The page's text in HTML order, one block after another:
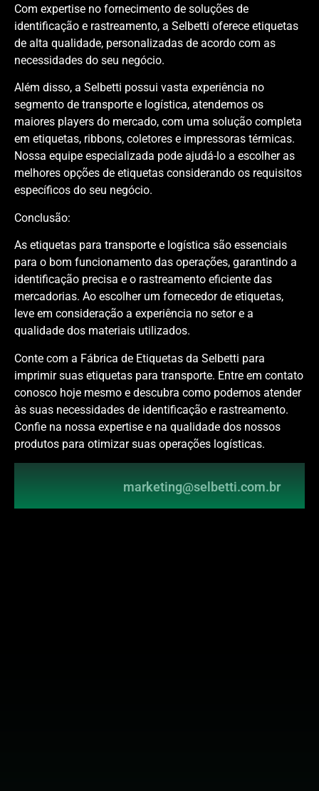
Com expertise no fornecimento de soluções de
identificação e rastreamento, a Selbetti oferece etiquetas
de alta qualidade, personalizadas de acordo com as
necessidades do seu negócio.
Além disso, a Selbetti possui vasta experiência no
segmento de transporte e logística, atendemos os
maiores players do mercado, com uma solução completa
em etiquetas, ribbons, coletores e impressoras térmicas.
Nossa equipe especializada pode ajudá-lo a escolher as
melhores opções de etiquetas considerando os requisitos
específicos do seu negócio.
Conclusão:
As etiquetas para transporte e logística são essenciais
para o bom funcionamento das operações, garantindo a
identificação precisa e o rastreamento eficiente das
mercadorias. Ao escolher um fornecedor de etiquetas,
leve em consideração a experiência no setor e a
qualidade dos materiais utilizados.
Conte com a Fábrica de Etiquetas da Selbetti para
imprimir suas etiquetas para transporte. Entre em contato
conosco hoje mesmo e descubra como podemos atender
às suas necessidades de identificação e rastreamento.
Confie na nossa expertise e na qualidade dos nossos
produtos para otimizar suas operações logísticas.
marketing@selbetti.com.br